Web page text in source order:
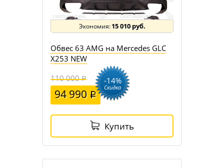
15 010 руб.
Обвес 63 AMG на Mercedes GLC
X253 NEW
110 000
94 990
-14%
Скидка
Купить